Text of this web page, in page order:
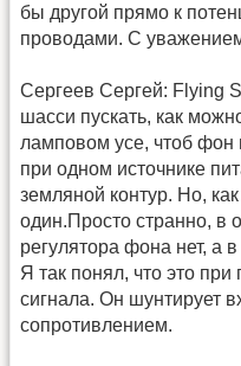
бы другой прямо к
проводами. С
Сергеев Сергей: Flying
шасси пускать, как
ламповом усе, чтоб фон
при одном источнике
земляной контур. Но,
один.Просто странно, в
регулятора фона нет, а
Я так понял, что это
сигнала. Он шунтирует
сопротивлением.